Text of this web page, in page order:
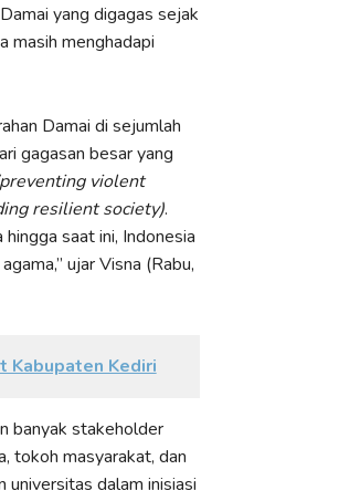
yang digagas sejak
masih menghadapi
Damai di sejumlah
gagasan besar yang
violent
resilient society).
saat ini, Indonesia
ujar Visna (Rabu,
Kabupaten Kediri
banyak stakeholder
tokoh masyarakat, dan
universitas dalam inisiasi